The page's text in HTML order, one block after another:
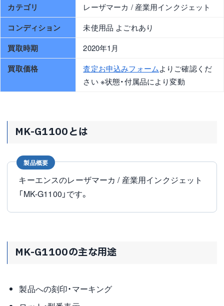
カテゴリ レーザマーカ / 産業用インクジェット
コンディション 未使用品 よごれあり
買取時期 2020年1月
買取価格 査定お申込みフォームよりご確認くだ
さい ※状態・付属品により変動
MK-G1100とは
製品概要
キーエンスのレーザマーカ / 産業用インクジェット
「MK-G1100」です。
MK-G1100の主な用途
製品への刻印・マーキング